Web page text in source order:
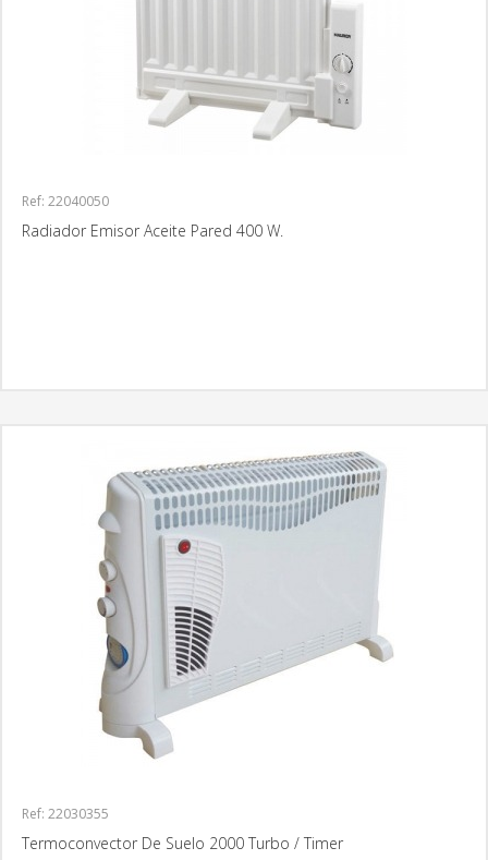
Ref: 22040050
Radiador Emisor Aceite Pared 400 W.
Ref: 22030355
Termoconvector De Suelo 2000 Turbo / Timer